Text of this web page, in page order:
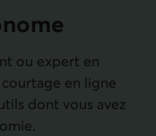
ou expert en
en ligne
dont vous avez